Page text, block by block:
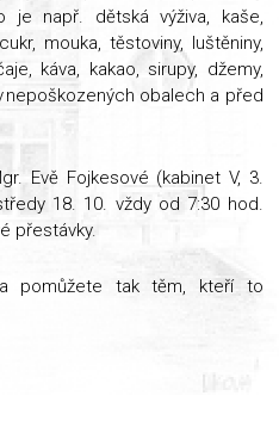
je např. dětská výživa, kaše,
mouka, těstoviny, luštěniny,
káva, kakao, sirupy, džemy,
nepoškozených obalech a před
Evě Fojkesové (kabinet V, 3.
18. 10. vždy od 7:30 hod.
přestávky.
pomůžete tak těm, kteří to